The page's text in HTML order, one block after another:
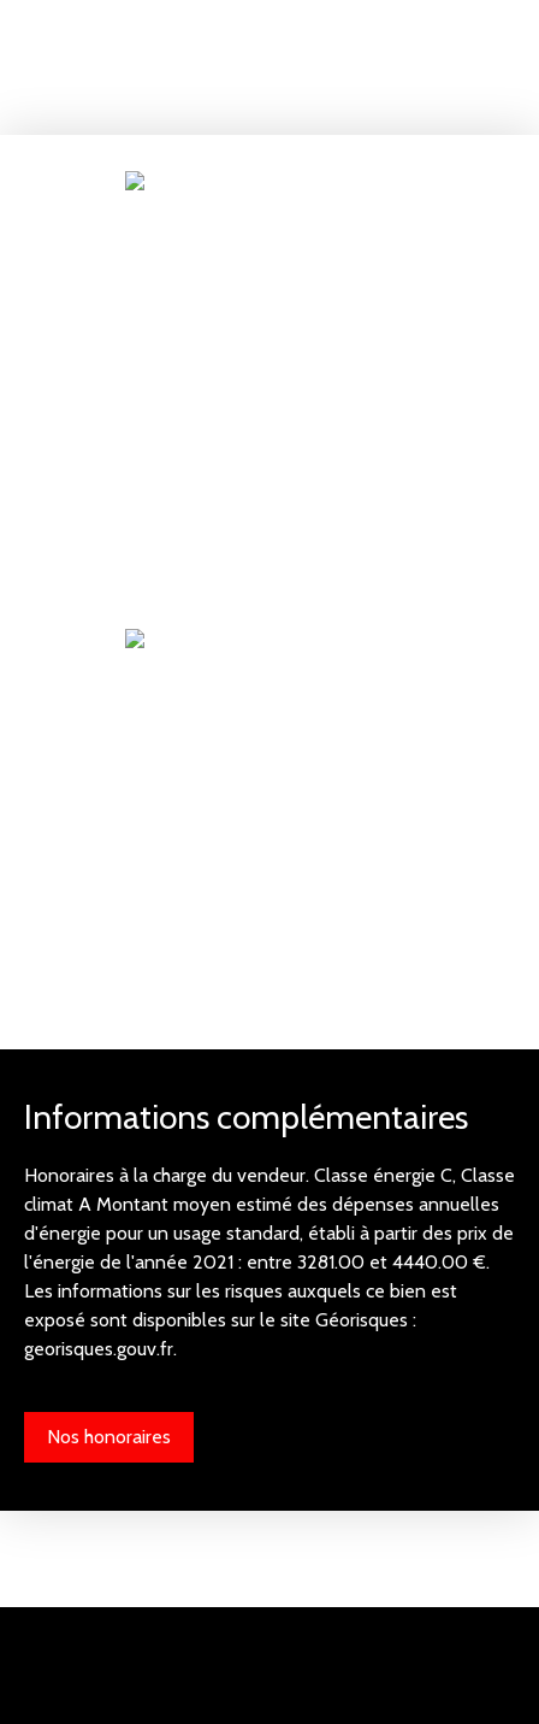
Informations complémentaires
Honoraires à la charge du vendeur. Classe énergie C, Classe
climat A Montant moyen estimé des dépenses annuelles
d'énergie pour un usage standard, établi à partir des prix de
l'énergie de l'année 2021 : entre 3281.00 et 4440.00 €.
Les informations sur les risques auxquels ce bien est
exposé sont disponibles sur le site Géorisques :
georisques.gouv.fr.
Nos honoraires